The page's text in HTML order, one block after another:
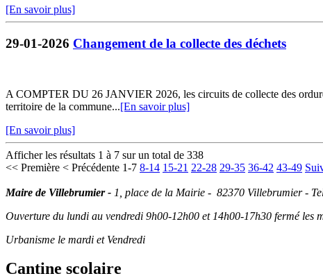
[En savoir plus]
29-01-2026 Changement de la collecte des déchets
A COMPTER DU 26 JANVIER 2026, les circuits de collecte des
territoire de la commune...[En savoir plus]
[En savoir plus]
Afficher les résultats 1 à 7 sur un total de 338
<< Première < Précédente 1-7 8-14 15-21 22-28 29-35 36-42 43-49
Maire de Villebrumier - 1, place de la Mairie - 82370 Villebrumier -
Ouverture du lundi au vendredi 9h00-12h00 et 14h00-17h30 fermé les
Urbanisme le mardi et Vendredi
Cantine scolaire